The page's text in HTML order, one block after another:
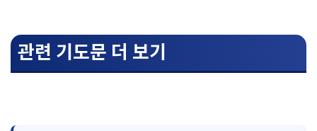
관련 기도문 더 보기